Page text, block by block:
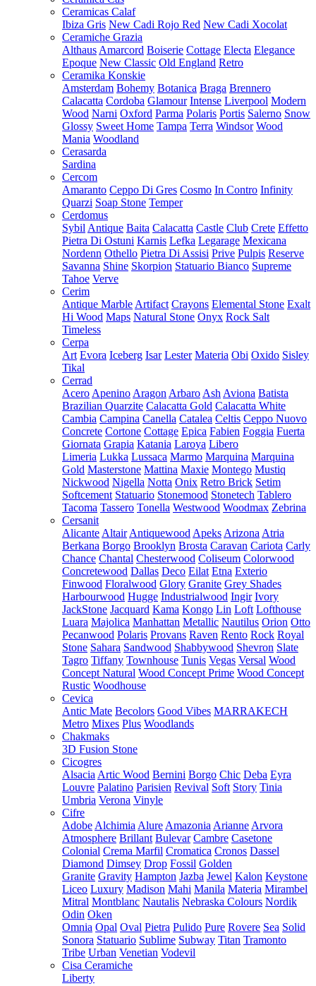
Ceramicas Calaf
Ibiza Gris New Cadi Rojo Red New Cadi Xocolat
Ceramiche Grazia
Althaus Amarcord Boiserie Cottage Electa Elegance
Epoque New Classic Old England Retro
Ceramika Konskie
Amsterdam Bohemy Botanica Braga Brennero
Calacatta Cordoba Glamour Intense Liverpool Modern
Wood Narni Oxford Parma Polaris Portis Salerno Snow
Glossy Sweet Home Tampa Terra Windsor Wood
Mania Woodland
Cerasarda
Sardina
Cercom
Amaranto Ceppo Di Gres Cosmo In Contro Infinity
Quarzi Soap Stone Temper
Cerdomus
Sybil Antique Baita Calacatta Castle Club Crete Effetto
Pietra Di Ostuni Karnis Lefka Legarage Mexicana
Nordenn Othello Pietra Di Assisi Prive Pulpis Reserve
Savanna Shine Skorpion Statuario Bianco Supreme
Tahoe Verve
Cerim
Antique Marble Artifact Crayons Elemental Stone Exalt
Hi Wood Maps Natural Stone Onyx Rock Salt
Timeless
Cerpa
Art Evora Iceberg Isar Lester Materia Obi Oxido Sisley
Tikal
Cerrad
Acero Apenino Aragon Arbaro Ash Aviona Batista
Brazilian Quarzite Calacatta Gold Calacatta White
Cambia Campina Canella Catalea Celtis Ceppo Nuovo
Concrete Cortone Cottage Epica Fabien Foggia Fuerta
Giornata Grapia Katania Laroya Libero
Limeria Lukka Lussaca Marmo Marquina Marquina
Gold Masterstone Mattina Maxie Montego Mustiq
Nickwood Nigella Notta Onix Retro Brick Setim
Softcement Statuario Stonemood Stonetech Tablero
Tacoma Tassero Tonella Westwood Woodmax Zebrina
Cersanit
Alicante Altair Antiquewood Apeks Arizona Atria
Berkana Borgo Brooklyn Brosta Caravan Cariota Carly
Chance Chantal Chesterwood Coliseum Colorwood
Concretewood Dallas Deco Eilat Etna Exterio
Finwood Floralwood Glory Granite Grey Shades
Harbourwood Hugge Industrialwood Ingir Ivory
JackStone Jacquard Kama Kongo Lin Loft Lofthouse
Luara Majolica Manhattan Metallic Nautilus Orion Otto
Pecanwood Polaris Provans Raven Rento Rock Royal
Stone Sahara Sandwood Shabbywood Shevron Slate
Tagro Tiffany Townhouse Tunis Vegas Versal Wood
Concept Natural Wood Concept Prime Wood Concept
Rustic Woodhouse
Cevica
Antic Mate Becolors Good Vibes MARRAKECH
Metro Mixes Plus Woodlands
Chakmaks
3D Fusion Stone
Cicogres
Alsacia Artic Wood Bernini Borgo Chic Deba Eyra
Louvre Palatino Parisien Revival Soft Story Tinia
Umbria Verona Vinyle
Cifre
Adobe Alchimia Alure Amazonia Arianne Arvora
Atmosphere Brillant Bulevar Cambre Casetone
Colonial Crema Marfil Cromatica Cronos Dassel
Diamond Dimsey Drop Fossil Golden
Granite Gravity Hampton Jazba Jewel Kalon Keystone
Liceo Luxury Madison Mahi Manila Materia Mirambel
Mitral Montblanc Nautalis Nebraska Colours Nordik
Odin Oken
Omnia Opal Oval Pietra Pulido Pure Rovere Sea Solid
Sonora Statuario Sublime Subway Titan Tramonto
Tribe Urban Venetian Vodevil
Cisa Ceramiche
Liberty